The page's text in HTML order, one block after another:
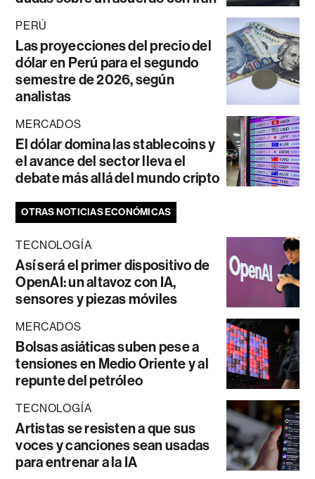
PERÚ
Las proyecciones del precio del
dólar en Perú para el segundo
semestre de 2026, según
analistas
MERCADOS
El dólar domina las stablecoins y
el avance del sector lleva el
debate más allá del mundo cripto
OTRAS NOTICIAS ECONÓMICAS
TECNOLOGÍA
Así será el primer dispositivo de
OpenAI: un altavoz con IA,
sensores y piezas móviles
MERCADOS
Bolsas asiáticas suben pese a
tensiones en Medio Oriente y al
repunte del petróleo
TECNOLOGÍA
Artistas se resisten a que sus
voces y canciones sean usadas
para entrenar a la IA